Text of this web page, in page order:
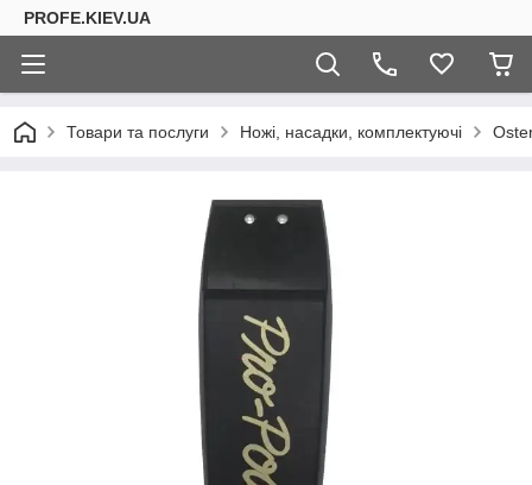
PROFE.KIEV.UA
Товари та послуги Ножі, насадки, комплектуючі